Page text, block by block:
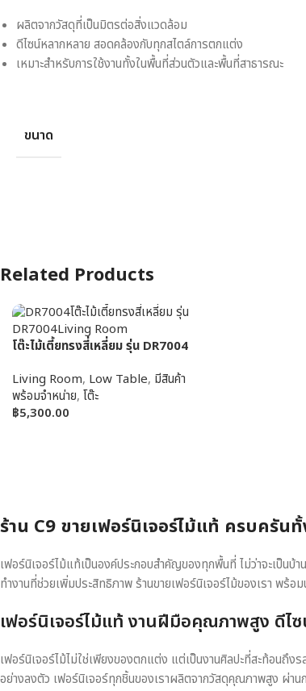
ผลิตจากวัสดุที่เป็นมิตรต่อสิ่งแวดล้อม
ดีไซน์หลากหลาย สอดคล้องกับทุกสไตล์การตกแต่ง
เหมาะสำหรับการใช้งานทั้งในพื้นที่ส่วนตัวและพื้นที่สาธารณะ
ขนาด
Related Products
โต๊ะไม้เตี้ยทรงสี่เหลี่ยม รุ่น DR7004
Living Room, Low Table, มีสินค้า
พร้อมจำหน่าย, โต๊ะ
฿5,300.00
ร้าน C9 ขายเฟอร์นิเจอร์ไม้แท้ ครบครัน
เฟอร์นิเจอร์ไม้แท้เป็นองค์ประกอบสำคัญของทุกพื้นที่ ไม่ว่าจะเป็น
ทำงานที่ช่วยเพิ่มประสิทธิภาพ ร้านขายเฟอร์นิเจอร์ไม้ของเรา พร้
เฟอร์นิเจอร์ไม้แท้ งานฝีมือคุณภาพสูง ดีไ
เฟอร์นิเจอร์ไม้ไม่ใช่เพียงของตกแต่ง แต่เป็นงานศิลปะที่สะท้อนถึง
อย่างลงตัว เฟอร์นิเจอร์ทุกชิ้นของเราผลิตจากวัสดุคุณภาพสูง ผ่าน